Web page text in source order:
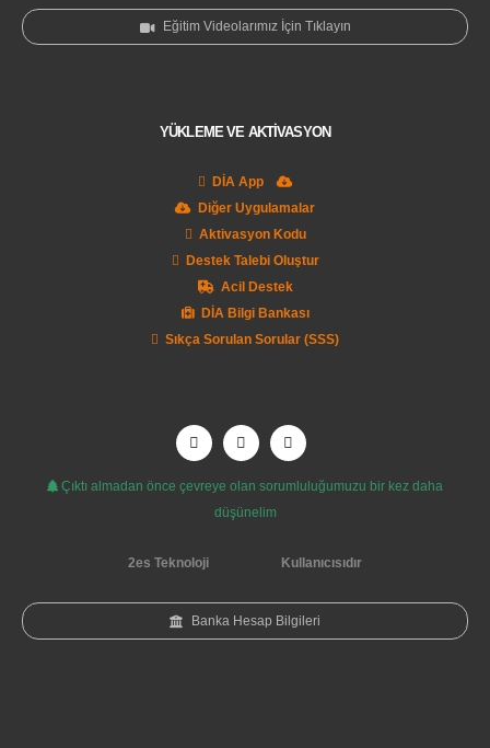
Eğitim Videolarımız İçin Tıklayın
YÜKLEME VE AKTİVASYON
DİA App
Diğer Uygulamalar
Aktivasyon Kodu
Destek Talebi Oluştur
Acil Destek
DİA Bilgi Bankası
Sıkça Sorulan Sorular (SSS)
Çıktı almadan önce çevreye olan sorumluluğumuzu bir kez daha
düşünelim
2es Teknoloji Kullanıcısıdır
Banka Hesap Bilgileri